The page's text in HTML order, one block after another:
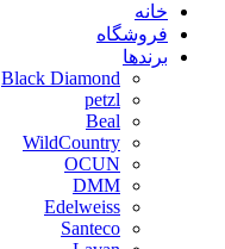
خانه
فروشگاه
برندها
Black Diamond
petzl
Beal
WildCountry
OCUN
DMM
Edelweiss
Santeco